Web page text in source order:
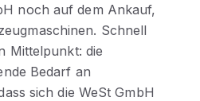
noch auf dem Ankauf,
Schnell
Mittelpunkt: die
Bedarf an
sich die WeSt GmbH